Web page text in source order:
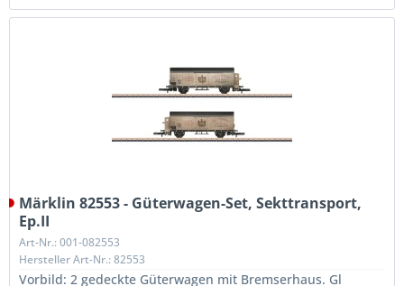
Märklin 82553 - Güterwagen-Set, Sekttransport,
Ep.II
Art-Nr.: 001-082553
Hersteller Art-Nr.: 82553
Vorbild: 2 gedeckte Güterwagen mit Bremserhaus. Gl